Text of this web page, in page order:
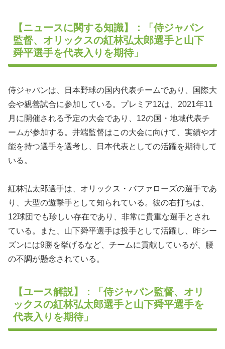
【ニュースに関する知識】：「侍ジャパン
監督、オリックスの紅林弘太郎選手と山下
舜平選手を代表入りを期待」
侍ジャパンは、日本野球の国内代表チームであり、国際大
会や親善試合に参加している。プレミア12は、2021年11
月に開催される予定の大会であり、12の国・地域代表チ
ームが参加する。井端監督はこの大会に向けて、実績や才
能を持つ選手を選考し、日本代表としての活躍を期待して
いる。
紅林弘太郎選手は、オリックス・バファローズの選手であ
り、大型の遊撃手として知られている。彼の右打ちは、
12球団でも珍しい存在であり、非常に貴重な選手とされ
ている。また、山下舜平選手は投手として活躍し、昨シー
ズンには9勝を挙げるなど、チームに貢献しているが、腰
の不調が懸念されている。
【ユース解説】：「侍ジャパン監督、オリ
ックスの紅林弘太郎選手と山下舜平選手を
代表入りを期待」